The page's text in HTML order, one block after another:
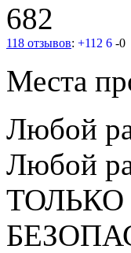
682
118 отзывов: +112 6 -0
Места
Любой
Любой